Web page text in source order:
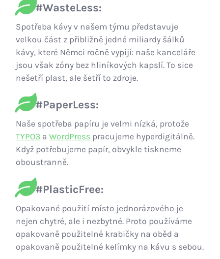
#WasteLess:
Spotřeba kávy v našem týmu představuje
velkou část z přibližně jedné miliardy šálků
kávy, které Němci ročně vypijí: naše kanceláře
jsou však zóny bez hliníkových kapslí. To sice
nešetří plast, ale šetří to zdroje.
#PaperLess:
Naše spotřeba papíru je velmi nízká, protože
TYPO3 aWordPress pracujeme hyperdigitálně.
Když potřebujeme papír, obvykle tiskneme
oboustranně.
#PlasticFree:
Opakované použití místo jednorázového je
nejen chytré, ale i nezbytné. Proto používáme
opakovaně použitelné krabičky na oběd a
opakovaně použitelné kelímky na kávu s sebou.